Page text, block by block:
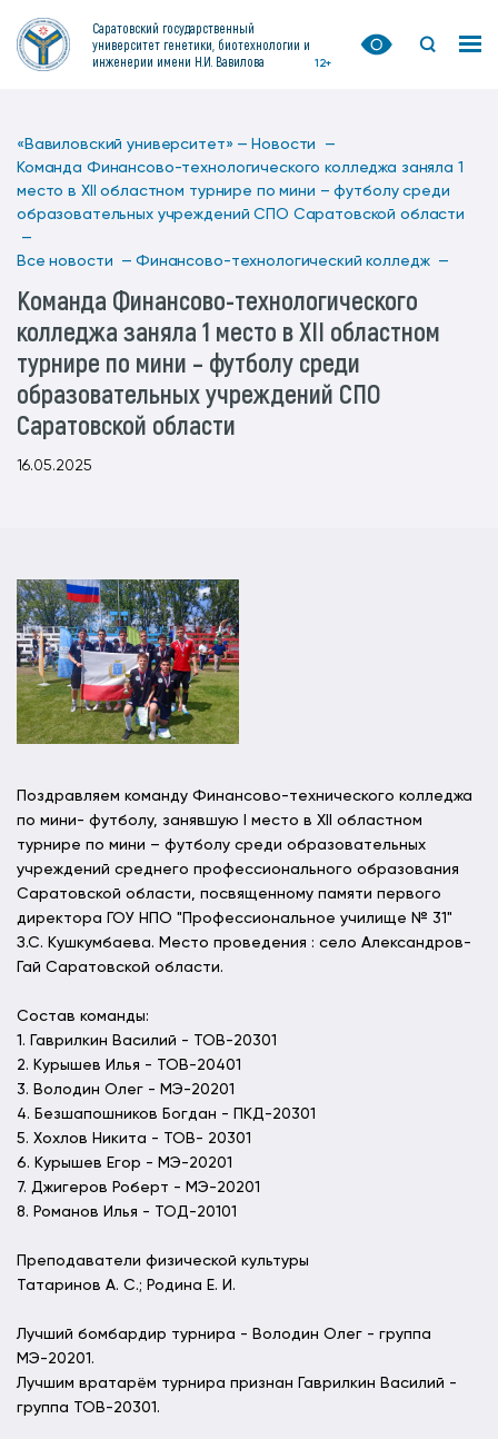
Саратовский государственный
университет генетики, биотехнологии и
инженерии имени Н.И. Вавилова
12+
«Вавиловский университет» — Новости —
Команда Финансово-технологического колледжа заняла 1
место в XII областном турнире по мини – футболу среди
образовательных учреждений СПО Саратовской области
—
Все новости — Финансово-технологический колледж —
Команда Финансово-технологического
колледжа заняла 1 место в XII областном
турнире по мини – футболу среди
образовательных учреждений СПО
Саратовской области
16.05.2025
Поздравляем команду Финансово-технического колледжа
по мини- футболу, занявшую l место в XII областном
турнире по мини – футболу среди образовательных
учреждений среднего профессионального образования
Саратовской области, посвященному памяти первого
директора ГОУ НПО "Профессиональное училище № 31"
З.С. Кушкумбаева. Место проведения : село Александров-
Гай Саратовской области.
Состав команды:
1. Гаврилкин Василий - ТОВ-20301
2. Курышев Илья - ТОВ-20401
3. Володин Олег - МЭ-20201
4. Безшапошников Богдан - ПКД-20301
5. Хохлов Никита - ТОВ- 20301
6. Курышев Егор - МЭ-20201
7. Джигеров Роберт - МЭ-20201
8. Романов Илья - ТОД-20101
Преподаватели физической культуры
Татаринов А. С.; Родина Е. И.
Лучший бомбардир турнира - Володин Олег - группа
МЭ-20201.
Лучшим вратарём турнира признан Гаврилкин Василий -
группа ТОВ-20301.